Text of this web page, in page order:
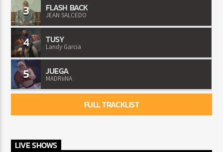
3 FLASH BACK
JEAN SALCEDO
4 TUSY
Landy Garcia
5 JUEGA
MADRiiNA
FULL TRACKLIST
LIVE SHOWS